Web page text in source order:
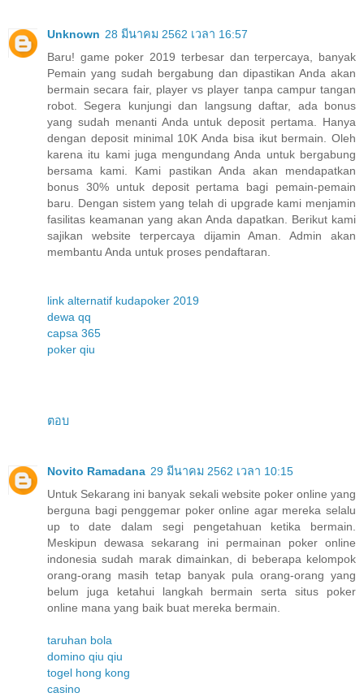
Unknown 28 มีนาคม 2562 เวลา 16:57
Baru! game poker 2019 terbesar dan terpercaya, banyak
Pemain yang sudah bergabung dan dipastikan Anda akan
bermain secara fair, player vs player tanpa campur tangan
robot. Segera kunjungi dan langsung daftar, ada bonus
yang sudah menanti Anda untuk deposit pertama. Hanya
dengan deposit minimal 10K Anda bisa ikut bermain. Oleh
karena itu kami juga mengundang Anda untuk bergabung
bersama kami. Kami pastikan Anda akan mendapatkan
bonus 30% untuk deposit pertama bagi pemain-pemain
baru. Dengan sistem yang telah di upgrade kami menjamin
fasilitas keamanan yang akan Anda dapatkan. Berikut kami
sajikan website terpercaya dijamin Aman. Admin akan
membantu Anda untuk proses pendaftaran.
link alternatif kudapoker 2019
dewa qq
capsa 365
poker qiu
ตอบ
Novito Ramadana 29 มีนาคม 2562 เวลา 10:15
Untuk Sekarang ini banyak sekali website poker online yang
berguna bagi penggemar poker online agar mereka selalu
up to date dalam segi pengetahuan ketika bermain.
Meskipun dewasa sekarang ini permainan poker online
indonesia sudah marak dimainkan, di beberapa kelompok
orang-orang masih tetap banyak pula orang-orang yang
belum juga ketahui langkah bermain serta situs poker
online mana yang baik buat mereka bermain.
taruhan bola
domino qiu qiu
togel hong kong
casino